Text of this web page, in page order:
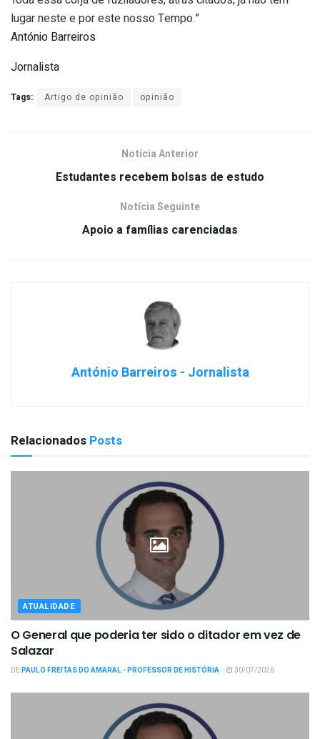
lugar neste e por este nosso Tempo.”
António Barreiros
Jornalista
Tags: Artigo de opinião opinião
Notícia Anterior
Estudantes recebem bolsas de estudo
Notícia Seguinte
Apoio a famílias carenciadas
António Barreiros - Jornalista
Relacionados Posts
ATUALIDADE
O General que poderia ter sido o ditador em vez de
Salazar
DEPAULO FREITAS DO AMARAL - PROFESSOR DE HISTÓRIA 30/07/2026